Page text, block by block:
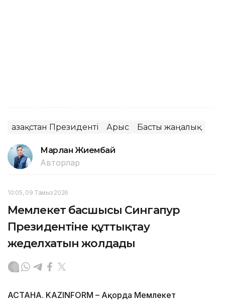
Қазақстан Президенті Арыс Басты жаңалық
Марлан Жиембай
Авторлар
10:05, 09 Тамыз 2026
Мемлекет басшысы Сингапур
Президентіне құттықтау
жеделхатын жолдады
АСТАНА. KAZINFORM – Ақорда Мемлекет